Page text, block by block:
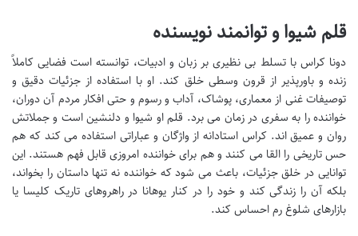
قلم شیوا و توانمند نویسنده
دونا کراس با تسلط بی نظیری بر زبان و ادبیات، توانسته است فضایی کاملاً
زنده و باورپذیر از قرون وسطی خلق کند. او با استفاده از جزئیات دقیق و
توصیفات غنی از معماری، پوشاک، آداب و رسوم و حتی افکار مردم آن دوران،
خواننده را به سفری در زمان می برد. قلم او شیوا و دلنشین است و جملاتش
روان و عمیق اند. کراس استادانه از واژگان و عباراتی استفاده می کند که هم
حس تاریخی را القا می کنند و هم برای خواننده امروزی قابل فهم هستند. این
توانایی در خلق جزئیات، باعث می شود که خواننده نه تنها داستان را بخواند،
بلکه آن را زندگی کند و خود را در کنار یوهانا در راهروهای تاریک کلیسا یا
بازارهای شلوغ رم احساس کند.